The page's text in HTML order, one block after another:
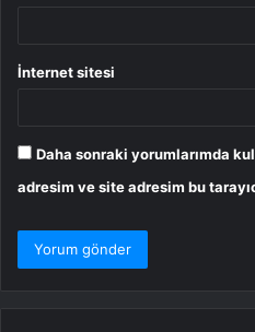
İnternet sitesi
Daha sonraki yorumlarımda
adresim ve site adresim bu